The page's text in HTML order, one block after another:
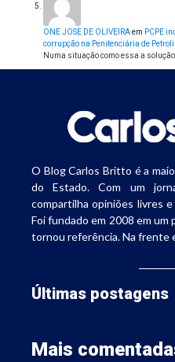
ONE JOSE DE OLIVEIRAem PCPE
corrupção na Penitenciária de
Numa situação como essa a
O Blog Carlos Britto é a
do Estado. Com um
compartilha opiniões livres
Foi fundado em 2008 em
tornou referência. Na frente
Últimas postagens
Mais